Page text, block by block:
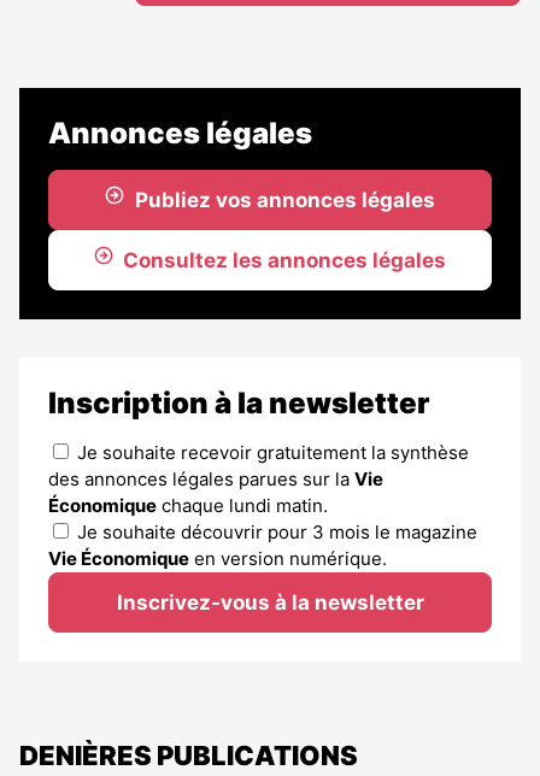
Annonces légales
Publiez vos annonces légales
Consultez les annonces légales
Inscription à la newsletter
Je souhaite recevoir gratuitement la synthèse
des annonces légales parues sur la Vie
Économique chaque lundi matin.
Je souhaite découvrir pour 3 mois le magazine
Vie Économique en version numérique.
Inscrivez-vous à la newsletter
DENIÈRES PUBLICATIONS